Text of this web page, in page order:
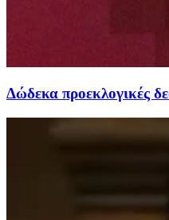
Δώδεκα προεκλογικές